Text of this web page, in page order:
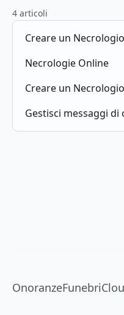
4 articoli
Creare un
Necrologie Online
Creare un
Gestisci messaggi di